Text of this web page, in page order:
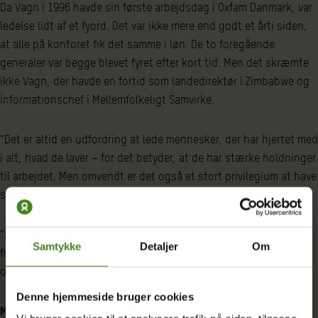
Samtykke Detaljer Om
Denne hjemmeside bruger cookies
Da Vagn i 1996 havde sin første arbejdsdag i Oxfam Danmark, var
ledelse lidt af et fyord. Det var ikke mere end godt et årti siden,
at alle på kontoret fik det samme i løn. De to foregående
generaler var begge blevet fyret efter kort tid. Men det skræmte
ikke Vagn, der havde en fortid som landedirektør i Zimbabwe og
informationschef i Mellemfolkeligt Samvirke.
”Det er altid en udfordring at lede mennesker, der har hjertet med
i alt, hvad de laver – for det betyder, at de har stærke holdninger
til arbejdet. Men omvendt er det også et stort privilegium at have
så engagerede medarbejdere,” siger Vagn Berthelsen.
”Selvfølgelig er det mit job at sætte en retning. Men jeg har
forsøgt at være lydhør og gjort det med respekt for
organisationens sjæl.”
Magt til Syd